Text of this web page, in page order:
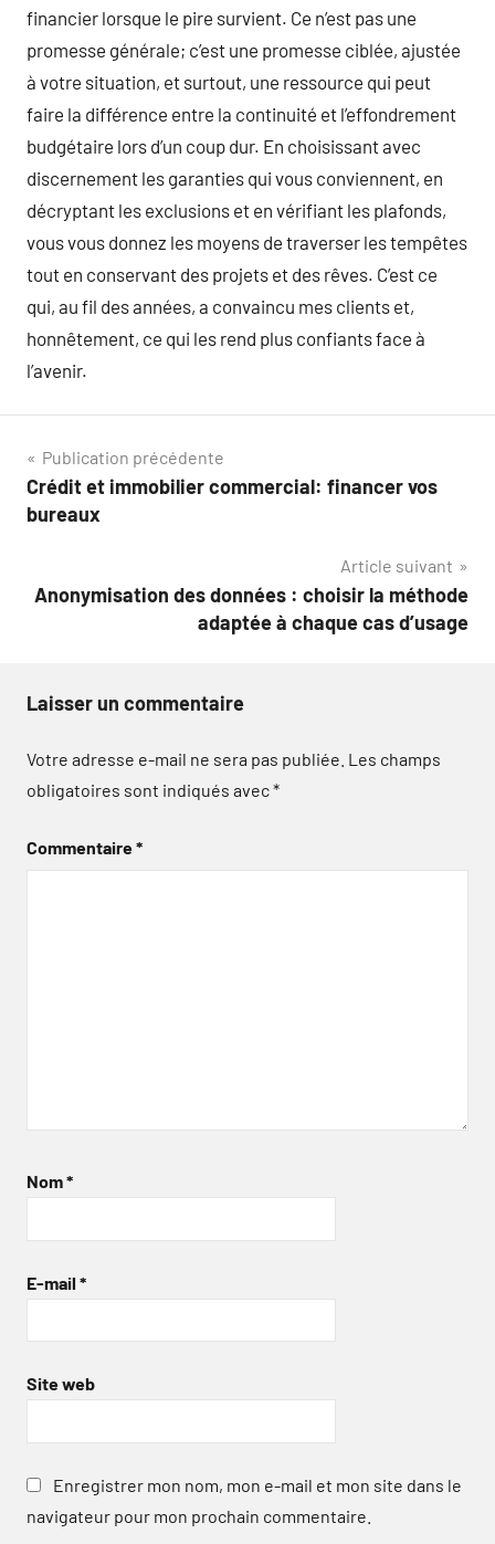
financier lorsque le pire survient. Ce n’est pas une
promesse générale; c’est une promesse ciblée, ajustée
à votre situation, et surtout, une ressource qui peut
faire la différence entre la continuité et l’effondrement
budgétaire lors d’un coup dur. En choisissant avec
discernement les garanties qui vous conviennent, en
décryptant les exclusions et en vérifiant les plafonds,
vous vous donnez les moyens de traverser les tempêtes
tout en conservant des projets et des rêves. C’est ce
qui, au fil des années, a convaincu mes clients et,
honnêtement, ce qui les rend plus confiants face à
l’avenir.
Navigation
de
Publication précédente
Crédit et immobilier commercial: financer vos
bureaux
Article suivant
Anonymisation des données : choisir la méthode
adaptée à chaque cas d’usage
Laisser un commentaire
Votre adresse e-mail ne sera pas publiée. Les champs
obligatoires sont indiqués avec*
Commentaire*
Nom*
E-mail *
Site web
Enregistrer mon nom, mon e-mail et mon site dans le
navigateur pour mon prochain commentaire.